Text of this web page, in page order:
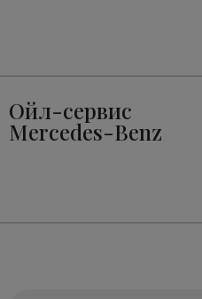
Ойл-сервис
Mercedes-Benz